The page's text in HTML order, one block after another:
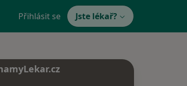
Přihlásit se Jste lékař?